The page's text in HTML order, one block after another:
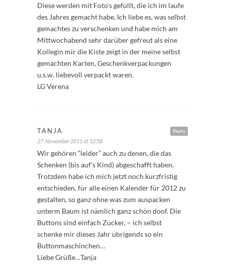
Diese werden mit Foto’s gefüllt, die ich im laufe
des Jahres gemacht habe. Ich liebe es, was selbst
gemachtes zu verschenken und habe mich am
Mittwochabend sehr darüber gefreut als eine
Kollegin mir die Kiste zeigt in der meine selbst
gemachten Karten, Geschenkverpackungen
u.s.w. liebevoll verpackt waren.
LG Verena
Reply
TANJA
27. November 2011 at 12:58
Wir gehören “leider” auch zu denen, die das
Schenken (bis auf’s Kind) abgeschafft haben.
Trotzdem habe ich mich jetzt noch kurzfristig
entschieden, für alle einen Kalender für 2012 zu
gestalten, so ganz ohne was zum auspacken
unterm Baum ist nämlich ganz schön doof. Die
Buttons sind einfach Zucker, – ich selbst
schenke mir dieses Jahr übrigends so ein
Buttonmaschinchen…
Liebe Grüße…Tanja